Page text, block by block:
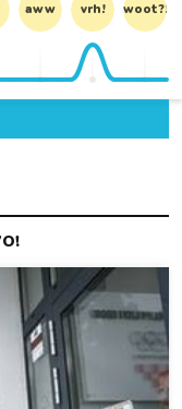
aww vrh! woot?!